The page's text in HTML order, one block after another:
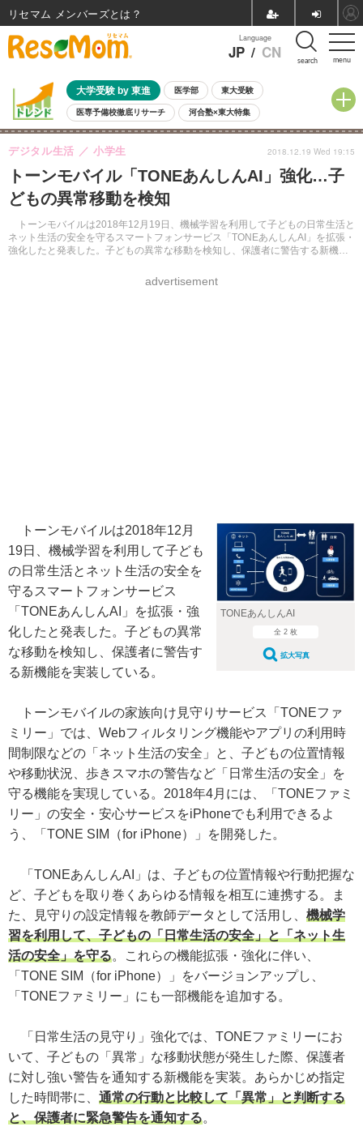
menu
Language
JP / CN search
大学受験 by 東進 医学部 東大受験
医専予備校徹底リサーチ 河合塾×東大特集
親子で考える大学選び 高校受験 中学受験 小学校受験
共通テスト 夏休み
8月開催イベント・WS 全国公立高校 過去問 人気記事
自由研究教材（小学生向け） 自由研究教材（中学生向け）
トーンモバイル「TONEあんしんAI」強化…子
どもの異常移動を検知
トーンモバイルは2018年12月19日、機械学習を利用して子どもの日常生活と
ネット生活の安全を守るスマートフォンサービス「TONEあんしんAI」を拡張・
強化したと発表した。子どもの異常な移動を検知し、保護者に警告する新機能
デジタル生活 小学生
advertisement
2018.12.19 Wed 19:15
TONEあんしんAI
全 2 枚
拡大写真
トーンモバイルは2018年12月
19日、機械学習を利用して子ども
の日常生活とネット生活の安全を
守るスマートフォンサービス
「TONEあんしんAI」を拡張・強
化したと発表した。子どもの異常
な移動を検知し、保護者に警告す
る新機能を実装している。
トーンモバイルの家族向け見守りサービス「TONEファ
ミリー」では、Webフィルタリング機能やアプリの利用時
間制限などの「ネット生活の安全」と、子どもの位置情報
や移動状況、歩きスマホの警告など「日常生活の安全」を
守る機能を実現している。2018年4月には、「TONEファミ
リー」の安全・安心サービスをiPhoneでも利用できるよ
う、「TONE SIM（for iPhone）」を開発した。
「TONEあんしんAI」は、子どもの位置情報や行動把握な
ど、子どもを取り巻くあらゆる情報を相互に連携する。ま
た、見守りの設定情報を教師データとして活用し、 機械学
習を利用して、子どもの「日常生活の安全」と「ネット生
活の安全」を守る。これらの機能拡張・強化に伴い、
「TONE SIM（for iPhone）」をバージョンアップし、
「TONEファミリー」にも一部機能を追加する。
「日常生活の見守り」強化では、TONEファミリーにお
いて、子どもの「異常」な移動状態が発生した際、保護者
に対し強い警告を通知する新機能を実装。あらかじめ指定
した時間帯に、 通常の行動と比較して「異常」と判断する
と、保護者に緊急警告を通知する。
リセマム メンバーズ